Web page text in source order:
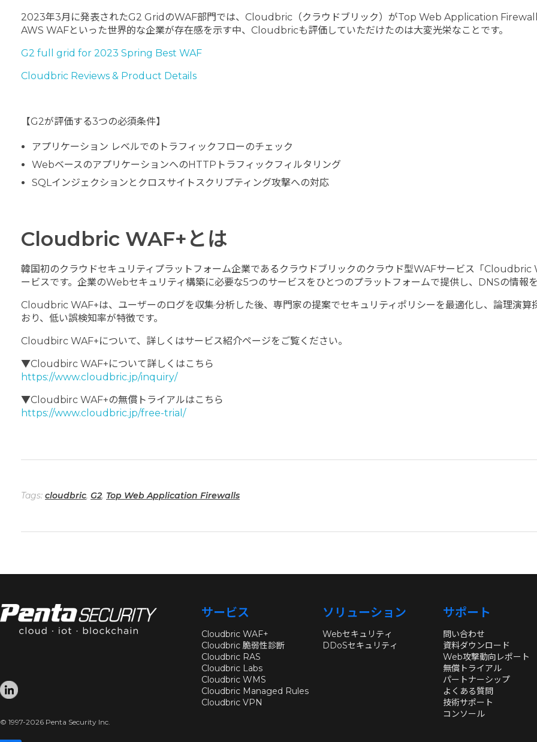
2023年3月に発表されたG2 GridのWAF部門では、Cloudbric（クラウドブリック）がTop Web Application
AWS WAFといった世界的な企業が存在感を示す中、Cloudbricも評価していただけたのは大変光栄なことです。
G2 full grid for 2023 Spring Best WAF
Cloudbric Reviews & Product Details
【G2が評価する3つの必須条件】
アプリケーション レベルでのトラフィックフローのチェック
WebベースのアプリケーションへのHTTPトラフィックフィルタリング
SQLインジェクションとクロスサイトスクリプティング攻撃への対応
Cloudbric WAF+とは
韓国初のクラウドセキュリティプラットフォーム企業であるクラウドブリックのクラウド型WAFサービス「Cloudbric
ービスです。企業のWebセキュリティ構築に必要な5つのサービスをひとつのプラットフォームで提供し、DNSの情報
Cloudbric WAF+は、ユーザーのログを収集·分析した後、専門家の提案でセキュリティポリシーを最適化し、論理演
おり、低い誤検知率が特徴です。
Cloudbirc WAF+について、詳しくはサービス紹介ページをご覧ください。
▼Cloudbirc WAF+について詳しくはこちら
https://www.cloudbric.jp/inquiry/
▼Cloudbirc WAF+の無償トライアルはこちら
https://www.cloudbric.jp/free-trial/
Tags: cloudbric, G2, Top Web Application Firewalls
© 1997-2026 Penta Security Inc.
サービス
Cloudbric WAF+
Cloudbric 脆弱性診断
Cloudbric RAS
Cloudbric Labs
Cloudbric WMS
Cloudbric Managed Rules
Cloudbric VPN
ソリューション
Webセキュリティ
DDoSセキュリティ
サポート
問い合わせ
資料ダウンロード
Web攻撃動向レポート
無償トライアル
パートナーシップ
よくある質問
技術サポート
コンソール